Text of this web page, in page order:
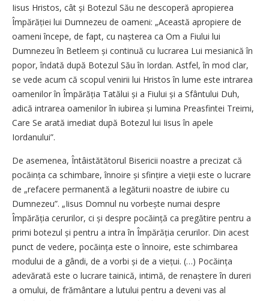
Iisus Hristos, cât și Botezul Său ne descoperă apropierea
Împărăției lui Dumnezeu de oameni: „Această apropiere de
oameni începe, de fapt, cu nașterea ca Om a Fiului lui
Dumnezeu în Betleem și continuă cu lucrarea Lui mesianică în
popor, îndată după Botezul Său în Iordan. Astfel, în mod clar,
se vede acum că scopul venirii lui Hristos în lume este intrarea
oamenilor în Împărăția Tatălui și a Fiului și a Sfântului Duh,
adică intrarea oamenilor în iubirea și lumina Preasfintei Treimi,
Care Se arată imediat după Botezul lui Iisus în apele
Iordanului”.
De asemenea, Întâistătătorul Bisericii noastre a precizat că
pocăința ca schimbare, înnoire și sfințire a vieţii este o lucrare
de „refacere permanentă a legăturii noastre de iubire cu
Dumnezeu”. „Iisus Domnul nu vorbește numai despre
Împărăția cerurilor, ci și despre pocăință ca pregătire pentru a
primi botezul și pentru a intra în Împărăția cerurilor. Din acest
punct de vedere, pocăința este o înnoire, este schimbarea
modului de a gândi, de a vorbi și de a viețui. (…) Pocăința
adevărată este o lucrare tainică, intimă, de renaștere în dureri
a omului, de frământare a lutului pentru a deveni vas al